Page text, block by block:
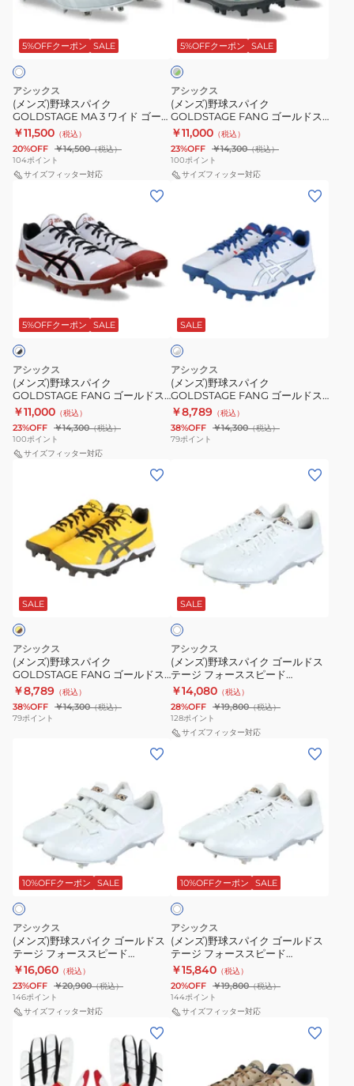
ス
イ
ク
GOLDSTAGE
MA
3
ワ
イ
ド
ル
ド
ス
ジ
1123A052.110
5%OFFクーポン SALE
アシックス
(メンズ)野球スパイク
GOLDSTAGE MA 3 ワイド ゴー
ルドステージ 1123A052.110
￥11,500 （税込）
20%OFF ￥14,500（税込）
104ポイント
サイズフィッター対応
ス
イ
ク
GOLDSTAGE
FANG
ゴ
ー
ル
ド
グ
1121A067.300
5%OFFクーポン SALE
グ
レ
ー
リ
ー
ン
アシックス
(メンズ)野球スパイク
GOLDSTAGE FANG ゴールドス
テージ ファング 1121A067.300
￥11,000 （税込）
23%OFF ￥14,300（税込）
100ポイント
サイズフィッター対応
ズ)
野
球
ス
イ
ク
GOLDSTAGE
FANG
ゴ
ー
ル
ド
グ
1121A067.104
5%OFFクーポン SALE
アシックス
(メンズ)野球スパイク
GOLDSTAGE FANG ゴールドス
テージ ファング 1121A067.104
￥11,000 （税込）
23%OFF ￥14,300（税込）
100ポイント
サイズフィッター対応
イ
ク
GOLDSTAGE
FANG
ゴ
ー
ル
グ
1121A067.106
SALE
ホ
ワ
イ
シ
ル
バ
ー
アシックス
(メンズ)野球スパイク
GOLDSTAGE FANG ゴールドス
テージ ファング 1121A067.106
￥8,789 （税込）
38%OFF ￥14,300（税込）
79ポイント
イ
ク
GOLDSTAGE
FANG
ゴ
ー
ル
グ
1121A067.750
SALE
アシックス
(メンズ)野球スパイク
GOLDSTAGE FANG ゴールドス
テージ ファング 1121A067.750
￥8,789 （税込）
38%OFF ￥14,300（税込）
79ポイント
ス
イ
ク
ゴ
ー
ル
ド
ス
テ
ピ
ー
ド
GOLDSTAGE
I-
PRO
FORCESPEED
1121A073.110
SALE
ホ
アシックス
(メンズ)野球スパイク ゴールドス
テージ フォーススピード
GOLDSTAGE I-PRO
FORCESPEED 1121A073.110
￥14,080 （税込）
28%OFF ￥19,800（税込）
128ポイント
サイズフィッター対応
ス
イ
ク
ゴ
ー
ル
ド
ス
テ
フ
10%OFFクーポン SALE
アシックス
(メンズ)野球スパイク ゴールドス
テージ フォーススピード
GOLDSTAGE I-PRO
FORCESPEED MG 1121A075.110
￥16,060 （税込）
23%OFF ￥20,900（税込）
146ポイント
サイズフィッター対応
ス
イ
ク
ゴ
ー
ル
ド
ス
テ
10%OFFクーポン SALE
ホ
ワ
イ
アシックス
(メンズ)野球スパイク ゴールドス
テージ フォーススピード
GOLDSTAGE I-PRO
FORCESPEED WIDE
1121A074.110
￥15,840 （税込）
20%OFF ￥19,800（税込）
144ポイント
サイズフィッター対応
ズ、